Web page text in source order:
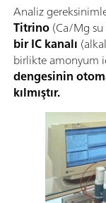
Analiz
Titrino(Ca/Mg
bir IC kanalı
birlikte amonyum
dengesinin
kılmıştır.